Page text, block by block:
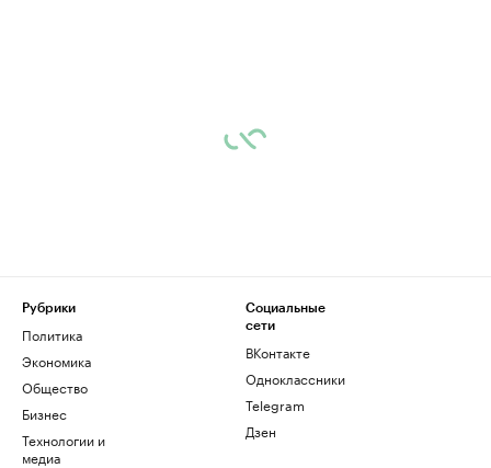
Рубрики
Политика
Экономика
Общество
Бизнес
Технологии и
медиа
Социальные
сети
ВКонтакте
Одноклассники
Telegram
Дзен